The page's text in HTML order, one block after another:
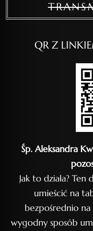
QR Z
Śp. Aleksandra
Jak to działa?
umieścić na
bezpośrednio
wygodny sposób